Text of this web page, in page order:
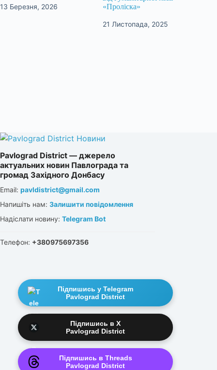
13 Березня, 2026
«Проліска»
21 Листопада, 2025
Pavlograd District — джерело
актуальних новин Павлограда та
громад Західного Донбасу
Email: pavldistrict@gmail.com
Напишіть нам: Залишити повідомлення
Надіслати новину: Telegram Bot
Телефон: +380975697356
Підпишись у Telegram
Pavlograd District
Підпишись в X
Pavlograd District
Підпишись в Threads
Pavlograd District